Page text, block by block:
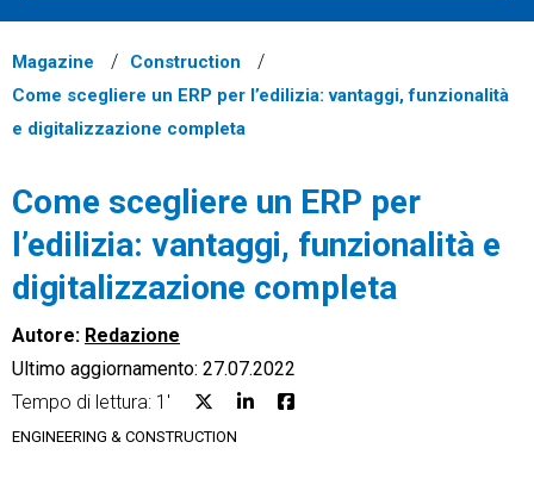
Ecommerce
Email Marketing
Magazine
Construction
Come scegliere un ERP per l’edilizia: vantaggi, funzionalità
e digitalizzazione completa
Come scegliere un ERP per
l’edilizia: vantaggi, funzionalità e
digitalizzazione completa
Autore: Redazione
Ultimo aggiornamento: 27.07.2022
Tempo di lettura: 1'
ENGINEERING & CONSTRUCTION